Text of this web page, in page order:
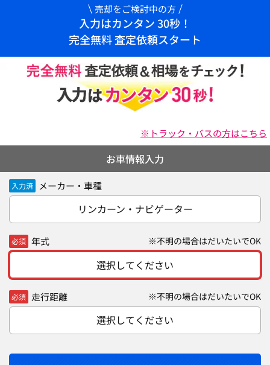
売却をご検討中の方
入力はカンタン 30秒！
完全無料 査定依頼スタート
※トラック・バスの方はこちら
お車情報入力
入力済 メーカー・車種
リンカーン・ナビゲーター
必須 年式 ※不明の場合はだいたいでOK
選択してください
必須 走行距離 ※不明の場合はだいたいでOK
選択してください